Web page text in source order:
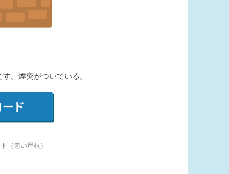
。煙突がついている。
（赤い屋根）